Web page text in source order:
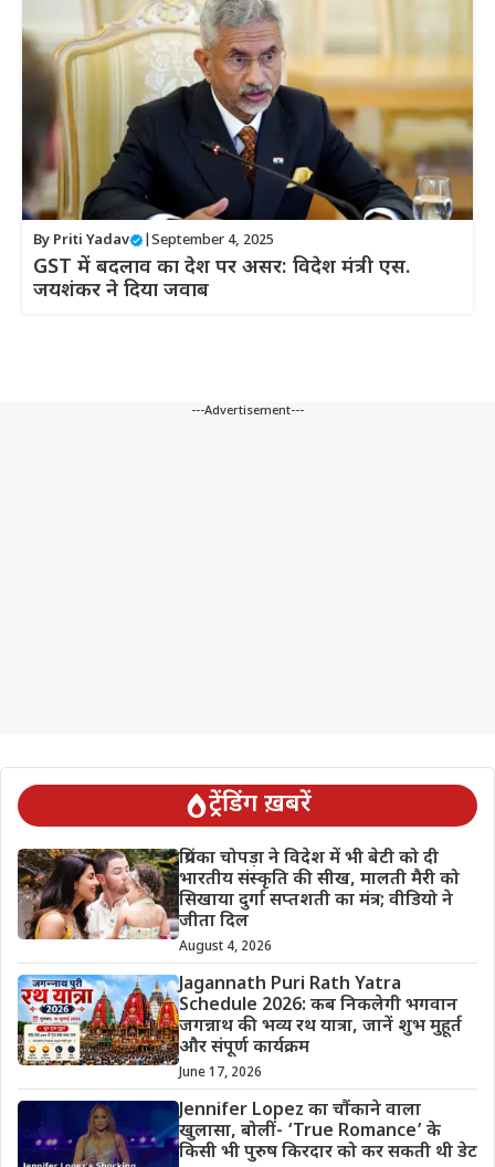
By Priti Yadav September 4, 2025
GST में बदलाव का देश पर असर: विदेश मंत्री एस.
जयशंकर ने दिया जवाब
---Advertisement---
ट्रेंडिंग ख़बरें
प्रियंका चोपड़ा ने विदेश में भी बेटी को दी
भारतीय संस्कृति की सीख, मालती मैरी को
सिखाया दुर्गा सप्तशती का मंत्र; वीडियो ने
जीता दिल
August 4, 2026
Jagannath Puri Rath Yatra
Schedule 2026: कब निकलेगी भगवान
जगन्नाथ की भव्य रथ यात्रा, जानें शुभ मुहूर्त
और संपूर्ण कार्यक्रम
June 17, 2026
Jennifer Lopez का चौंकाने वाला
खुलासा, बोलीं- ‘True Romance’ के
किसी भी पुरुष किरदार को कर सकती थी डेट